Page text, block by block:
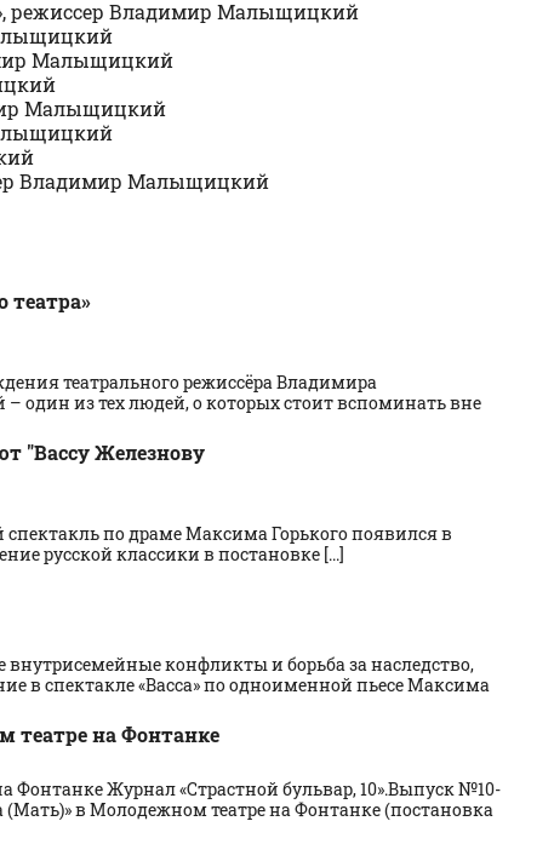
режиссер Владимир Малыщицкий
Малыщицкий
Малыщицкий
Владимир Малыщицкий
театра»
театрального режиссёра Владимира
из тех людей, о которых стоит вспоминать вне
"Вассу Железнову
спектакль по драме Максима Горького появился в
русской классики в постановке [...]
внутрисемейные конфликты и борьба за наследство,
в спектакле «Васса» по одноименной пьесе Максима
театре на Фонтанке
Фонтанке Журнал «Страстной бульвар, 10».Выпуск №10-
(Мать)» в Молодежном театре на Фонтанке (постановка